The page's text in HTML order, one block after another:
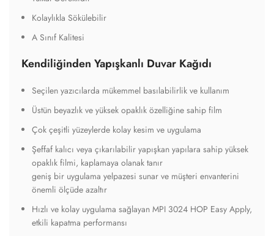
Kolaylıkla Sökülebilir
A Sınıf Kalitesi
Kendiliğinden Yapışkanlı Duvar Kağıdı
Seçilen yazıcılarda mükemmel basılabilirlik ve kullanım
Üstün beyazlık ve yüksek opaklık özelliğine sahip film
Çok çeşitli yüzeylerde kolay kesim ve uygulama
Şeffaf kalıcı veya çıkarılabilir yapışkan yapılara sahip yüksek
opaklık filmi, kaplamaya olanak tanır
geniş bir uygulama yelpazesi sunar ve müşteri envanterini
önemli ölçüde azaltır
Hızlı ve kolay uygulama sağlayan MPI 3024 HOP Easy Apply,
etkili kapatma performansı